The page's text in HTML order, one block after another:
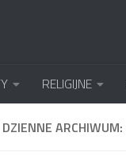
RELIGIJNE
DZIENNE ARCHIWUM: